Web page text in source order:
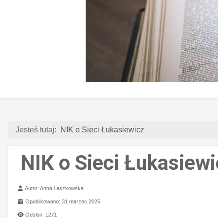
Jesteś tutaj: NIK o Sieci Łukasiewicz
NIK o Sieci
Szczegóły
Autor:Anna Leszkowska
Opublikowano: 31 marzec 2025
Odsłon: 1271